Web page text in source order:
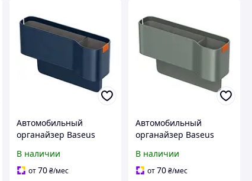
Автомобильный
органайзер Baseus
Console Storage
Organizer
В наличии
от70 ₴/мес
Автомобильный
органайзер Baseus
Console Storage
Organizer
В наличии
от70₴/мес